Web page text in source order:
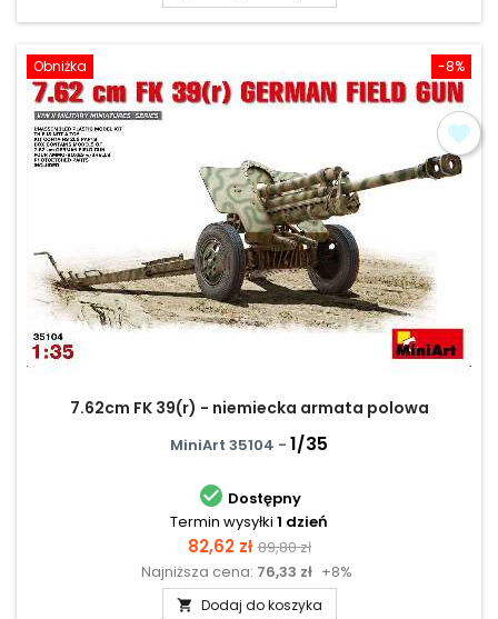
-8%
Obniżka
7.62cm FK 39(r) - niemiecka armata polowa
MiniArt 35104 - 1/35
 Dostępny
Termin wysyłki 1 dzień
Cena
82,62 zł Cena
podstawowa
89,80 zł
Najniższa cena: 76,33 zł +8%
 Dodaj do koszyka